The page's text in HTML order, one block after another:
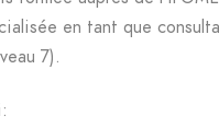
en tant que
7).